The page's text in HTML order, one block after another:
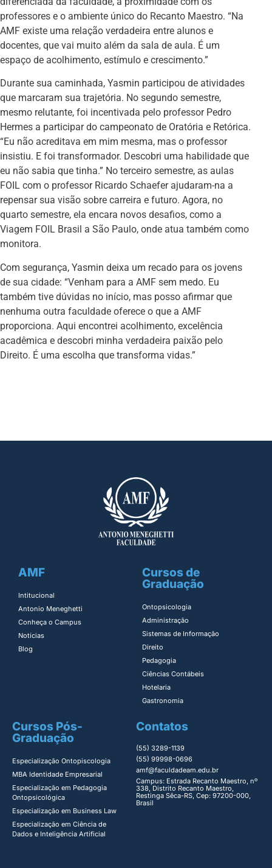
professores e o ambiente único do Recanto Maestro. “Na
AMF existe uma relação verdadeira entre alunos e
docentes, que vai muito além da sala de aula. É um
espaço de acolhimento, estímulo e crescimento.”
Durante sua caminhada, Yasmin participou de atividades
que marcaram sua trajetória. No segundo semestre,
mesmo relutante, foi incentivada pelo professor Pedro
Hermes a participar do campeonato de Oratória e Retórica.
“Eu não acreditava em mim mesma, mas o professor
insistiu. E foi transformador. Descobri uma habilidade que
eu não sabia que tinha.” No terceiro semestre, as aulas
FOIL com o professor Ricardo Schaefer ajudaram-na a
repensar sua visão sobre carreira e futuro. Agora, no
quarto semestre, ela encara novos desafios, como a
Viagem FOIL Brasil a São Paulo, onde atua também como
monitora.
Com segurança, Yasmin deixa um recado para os jovens
de sua cidade: “Venham para a AMF sem medo. Eu
também tive dúvidas no início, mas posso afirmar que
nenhuma outra faculdade oferece o que a AMF
proporciona. Aqui encontrei acolhimento, excelência
acadêmica e descobri minha verdadeira paixão pelo
Direito. É uma escolha que transforma vidas.”
AMF
Intitucional
Antonio Meneghetti
Conheça o Campus
Notícias
Blog
Cursos de
Graduação
Ontopsicologia ​
Administração​
Sistemas de Informação​
Direito​
Pedagogia
Ciências Contábeis
Hotelaria
Gastronomia
Cursos Pós-
Graduação
Especialização Ontopiscologia ​
MBA Identidade Empresarial​
Especialização em Pedagogia
Ontopsicológica​
Especialização em Business Law
Especialização em Ciência de
Dados e Inteligência Artificial
Contatos
(55) 3289-1139
(55) 99998-0696
amf@faculdadeam.edu.br
Campus: Estrada Recanto Maestro, nº
338, Distrito Recanto Maestro,
Restinga Sêca-RS, Cep: 97200-000,
Brasil